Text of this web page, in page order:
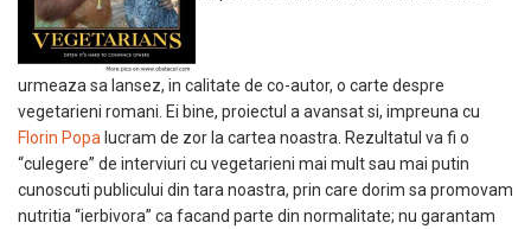
urmeaza sa lansez, in calitate de co-autor, o carte despre
vegetarieni romani. Ei bine, proiectul a avansat si, impreuna cu
Florin Popa lucram de zor la cartea noastra. Rezultatul va fi o
“culegere” de interviuri cu vegetarieni mai mult sau mai putin
cunoscuti publicului din tara noastra, prin care dorim sa promovam
nutritia “ierbivora” ca facand parte din normalitate; nu garantam